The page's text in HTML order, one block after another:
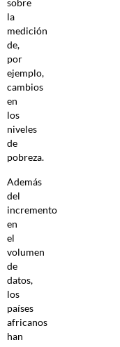
sobre
la
medición
de,
por
ejemplo,
cambios
en
los
niveles
de
pobreza.
Además
del
incremento
en
el
volumen
de
datos,
los
países
africanos
han